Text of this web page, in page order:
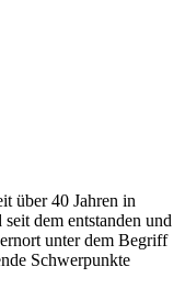
über 40 Jahren in
dem entstanden und
unter dem Begriff
Schwerpunkte